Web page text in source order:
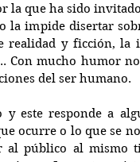
la que ha sido
la impide disertar
y ficción, la
Con mucho humor
del ser humano.
este responde a
ocurre o lo que se
público al mismo